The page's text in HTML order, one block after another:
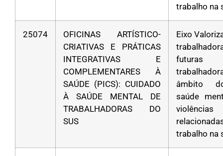
trabalho na
25074
OFICINAS ARTÍSTICO-
CRIATIVAS E PRÁTICAS
INTEGRATIVAS E
COMPLEMENTARES À
SAÚDE (PICS): CUIDADO
À SAÚDE MENTAL DE
TRABALHADORAS DO
SUS
Eixo
futuras
âmbito
saúde
violências
trabalho na